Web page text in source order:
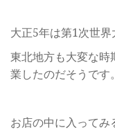
大正5年は第1次世界
東北地方も大変な時
業したのだそうです。
お店の中に入ってみ